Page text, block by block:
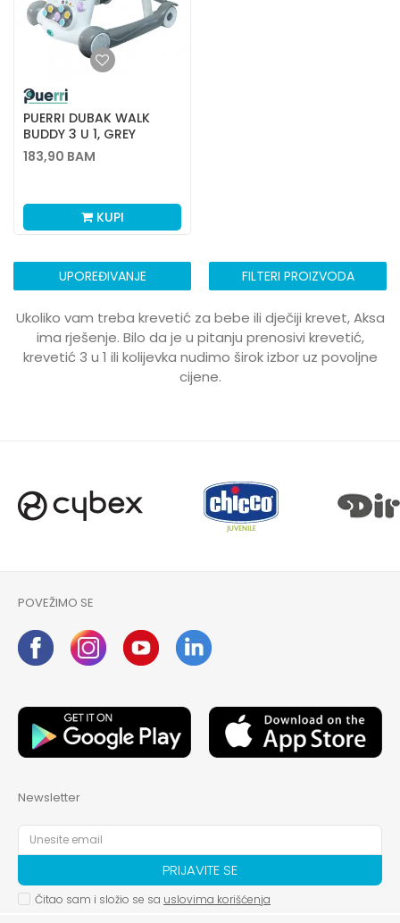
PUERRI DUBAK WALK
BUDDY 3 U 1, GREY
183,90 BAM
KUPI
UPOREĐIVANJE FILTERI PROIZVODA
Ukoliko vam treba krevetić za bebe ili dječiji krevet, Aksa
ima rješenje. Bilo da je u pitanju prenosivi krevetić,
krevetić 3 u 1 ili kolijevka nudimo širok izbor uz povoljne
cijene.
POVEŽIMO SE
Newsletter
PRIJAVITE SE
Čitao sam i složio se sa uslovima korišćenja